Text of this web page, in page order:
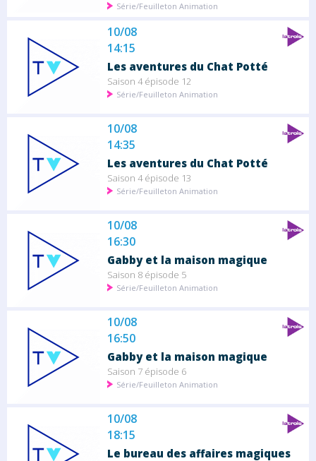
Série/Feuilleton Animation
10/08
14:15
Les aventures du Chat Potté
Saison 4 épisode 12
Série/Feuilleton Animation
10/08
14:35
Les aventures du Chat Potté
Saison 4 épisode 13
Série/Feuilleton Animation
10/08
16:30
Gabby et la maison magique
Saison 8 épisode 5
Série/Feuilleton Animation
10/08
16:50
Gabby et la maison magique
Saison 7 épisode 6
Série/Feuilleton Animation
10/08
18:15
Le bureau des affaires magiques